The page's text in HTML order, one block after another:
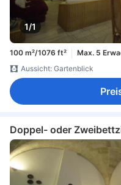
1/1
100 m²/1076 ft² Max. 5
Aussicht: Gartenblick
Doppel- oder